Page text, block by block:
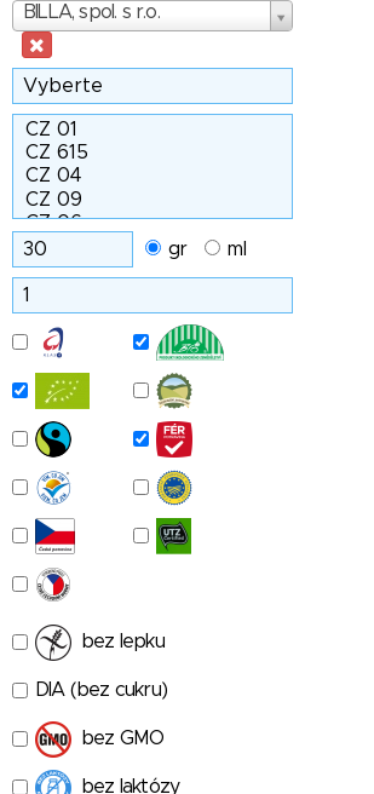
BILLA, spol. s r.o.
Dodavatel
gr
ml
bez lepku
DIA (bez cukru)
bez GMO
bez laktózy